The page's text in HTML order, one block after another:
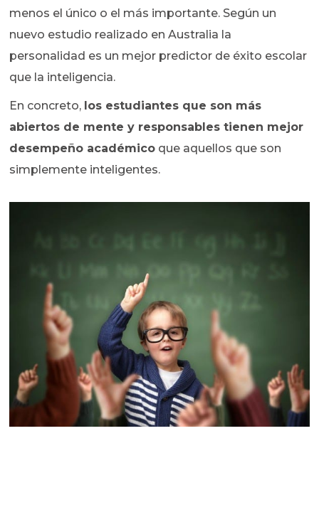
menos el único o el más importante. Según un
nuevo estudio realizado en Australia la
personalidad es un mejor predictor de éxito escolar
que la inteligencia.
En concreto, los estudiantes que son más
abiertos de mente y responsables tienen mejor
desempeño académico que aquellos que son
simplemente inteligentes.